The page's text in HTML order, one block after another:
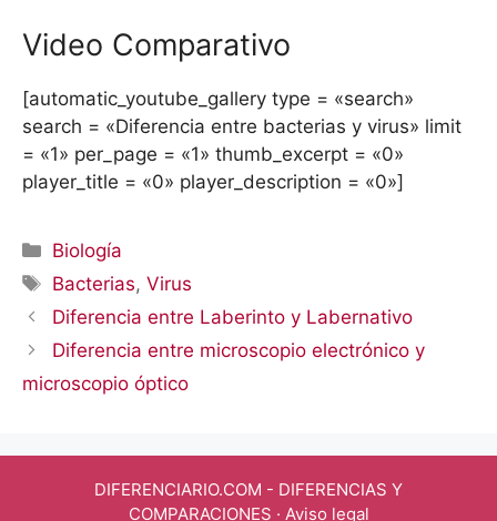
Video Comparativo
[automatic_youtube_gallery type = «search»
search = «Diferencia entre bacterias y virus» limit
= «1» per_page = «1» thumb_excerpt = «0»
player_title = «0» player_description = «0»]
Categorías
Biología
Etiquetas
Bacterias,Virus
Diferencia entre Laberinto y Labernativo
Diferencia entre microscopio electrónico y
microscopio óptico
DIFERENCIARIO.COM - DIFERENCIAS Y
COMPARACIONES · Aviso legal